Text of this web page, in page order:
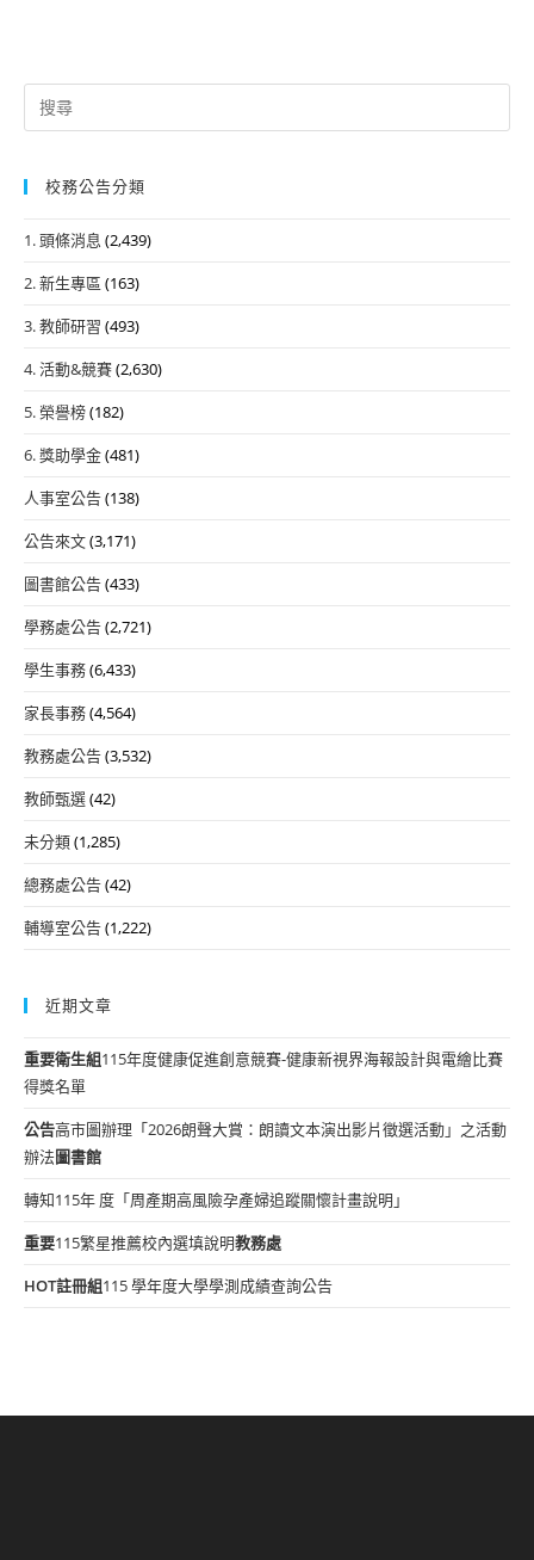
Search
for:
校務公告分類
1. 頭條消息 (2,439)
2. 新生專區 (163)
3. 教師研習 (493)
4. 活動&競賽(2,630)
5. 榮譽榜(182)
6. 獎助學金(481)
人事室公告(138)
公告來文(3,171)
圖書館公告(433)
學務處公告(2,721)
學生事務(6,433)
家長事務(4,564)
教務處公告(3,532)
教師甄選(42)
未分類(1,285)
總務處公告(42)
輔導室公告(1,222)
近期文章
重要衛生組115年度健康促進創意競賽-健康新視界海報設計與電繪比賽
得獎名單
公告高市圖辦理「2026朗聲大賞：朗讀文本演出影片徵選活動」之活動
辦法圖書館
轉知115年 度「周產期高風險孕產婦追蹤關懷計畫說明」
重要115繁星推薦校內選填說明教務處
HOT註冊組115 學年度大學學測成績查詢公告